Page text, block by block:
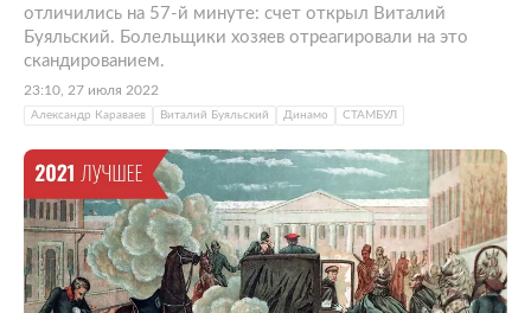
отличились на 57-й минуте: счет открыл Виталий
Буяльский. Болельщики хозяев отреагировали на это
скандированием.
23:10, 27 июля 2022
Александр Караваев Виталий Буяльский Динамо СТАМБУЛ